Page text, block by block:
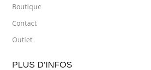
Boutique
Contact
Outlet
PLUS D’INFOS